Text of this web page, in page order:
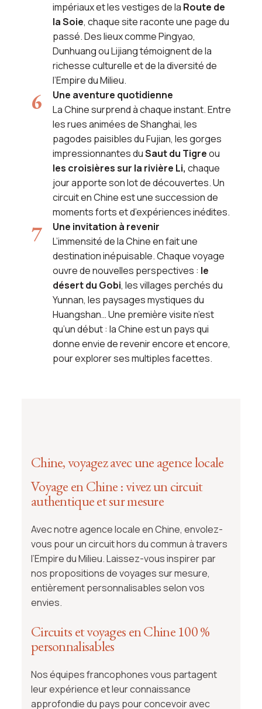
impériaux et les vestiges de la Route de
la Soie, chaque site raconte une page du
passé. Des lieux comme Pingyao,
Dunhuang ou Lijiang témoignent de la
richesse culturelle et de la diversité de
l’Empire du Milieu.
Une aventure quotidienne
La Chine surprend à chaque instant. Entre
les rues animées de Shanghai, les
pagodes paisibles du Fujian, les gorges
impressionnantes duSaut du Tigreou
les croisières sur la rivière Li, chaque
jour apporte son lot de découvertes. Un
circuit en Chine est une succession de
moments forts et d’expériences inédites.
Une invitation à revenir
L’immensité de la Chine en fait une
destination inépuisable. Chaque voyage
ouvre de nouvelles perspectives : le
désert du Gobi, les villages perchés du
Yunnan, les paysages mystiques du
Huangshan… Une première visite n’est
qu’un début : la Chine est un pays qui
donne envie de revenir encore et encore,
pour explorer ses multiples facettes.
Chine, voyagez avec une agence locale
Voyage en Chine : vivez un circuit
authentique et sur mesure
Avec notre agence locale en Chine, envolez-
vous pour un circuit hors du commun à travers
l’Empire du Milieu. Laissez-vous inspirer par
nos propositions de voyages sur mesure,
entièrement personnalisables selon vos
envies.
Circuits et voyages en Chine 100 %
personnalisables
Nos équipes francophones vous partagent
leur expérience et leur connaissance
approfondie du pays pour concevoir avec